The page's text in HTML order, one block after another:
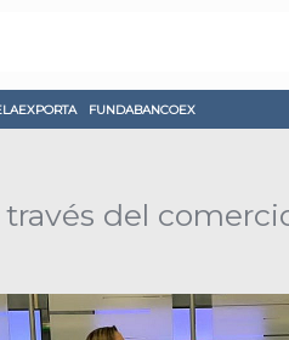
FUNDABANCOEX
del